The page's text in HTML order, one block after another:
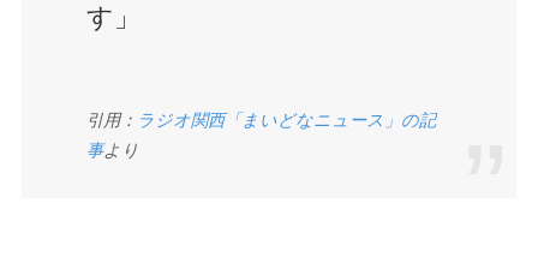
す」
引用： ラジオ関西「まいどなニュース」の記
事より